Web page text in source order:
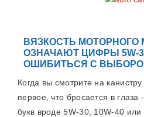
ВЯЗКОСТЬ МОТОРНОГО
ОЗНАЧАЮТ ЦИФРЫ 5W-
ОШИБИТЬСЯ С
Когда вы смотрите на
первое, что бросается в
букв вроде 5W-30, 10W-40